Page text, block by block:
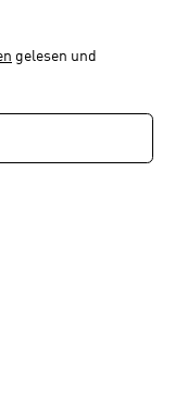
gelesen und